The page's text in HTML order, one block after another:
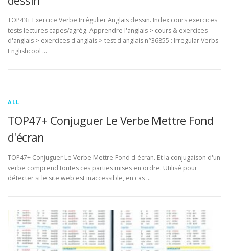
TOP43+ Exercice Verbe Irrégulier Anglais dessin. Index cours exercices
tests lectures capes/agrég. Apprendre l'anglais > cours & exercices
d'anglais > exercices d'anglais > test d'anglais n°36855 : Irregular Verbs
Englishcool …
ALL
TOP47+ Conjuguer Le Verbe Mettre Fond
d'écran
TOP47+ Conjuguer Le Verbe Mettre Fond d'écran. Et la conjugaison d'un
verbe comprend toutes ces parties mises en ordre. Utilisé pour
détecter si le site web est inaccessible, en cas …